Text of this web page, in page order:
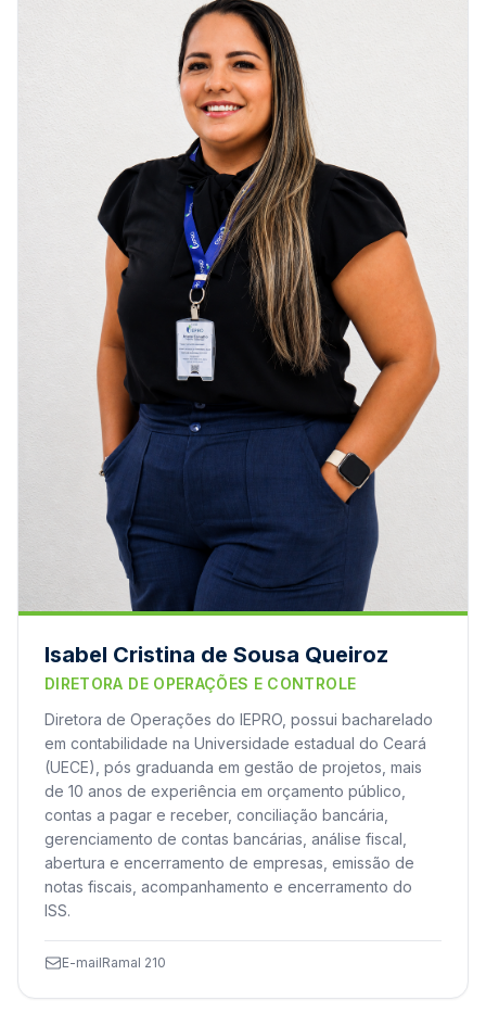
Isabel Cristina de Sousa Queiroz
DIRETORA DE OPERAÇÕES E CONTROLE
Diretora de Operações do IEPRO, possui bacharelado
em contabilidade na Universidade estadual do Ceará
(UECE), pós graduanda em gestão de projetos, mais
de 10 anos de experiência em orçamento público,
contas a pagar e receber, conciliação bancária,
gerenciamento de contas bancárias, análise fiscal,
abertura e encerramento de empresas, emissão de
notas fiscais, acompanhamento e encerramento do
ISS.
E-mailRamal 210